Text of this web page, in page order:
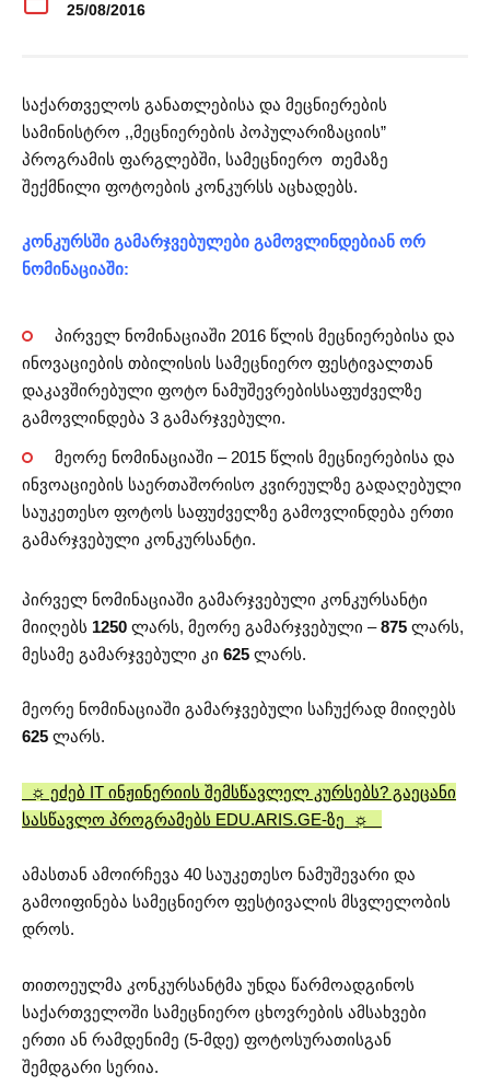
25/08/2016
საქართველოს განათლებისა და მეცნიერების
სამინისტრო ,,მეცნიერების პოპულარიზაციის”
პროგრამის ფარგლებში, სამეცნიერო თემაზე
შექმნილი ფოტოების კონკურსს აცხადებს.
კონკურსში გამარჯვებულები გამოვლინდებიან ორ
ნომინაციაში:
პირველ ნომინაციაში 2016 წლის მეცნიერებისა და
ინოვაციების თბილისის სამეცნიერო ფესტივალთან
დაკავშირებული ფოტო ნამუშევრებისსაფუძველზე
გამოვლინდება 3 გამარჯვებული.
მეორე ნომინაციაში – 2015 წლის მეცნიერებისა და
ინვოაციების საერთაშორისო კვირეულზე გადაღებული
საუკეთესო ფოტოს საფუძველზე გამოვლინდება ერთი
გამარჯვებული კონკურსანტი.
პირველ ნომინაციაში გამარჯვებული კონკურსანტი
მიიღებს 1250 ლარს, მეორე გამარჯვებული –875 ლარს,
მესამე გამარჯვებული კი 625 ლარს.
მეორე ნომინაციაში გამარჯვებული საჩუქრად მიიღებს
625 ლარს.
☼ ეძებ IT ინჟინერიის შემსწავლელ კურსებს? გაეცანი
სასწავლო პროგრამებს EDU.ARIS.GE-ზე ☼
ამასთან ამოირჩევა 40 საუკეთესო ნამუშევარი და
გამოიფინება სამეცნიერო ფესტივალის მსვლელობის
დროს.
თითოეულმა კონკურსანტმა უნდა წარმოადგინოს
საქართველოში სამეცნიერო ცხოვრების ამსახვები
ერთი ან რამდენიმე (5-მდე) ფოტოსურათისგან
შემდგარი სერია.